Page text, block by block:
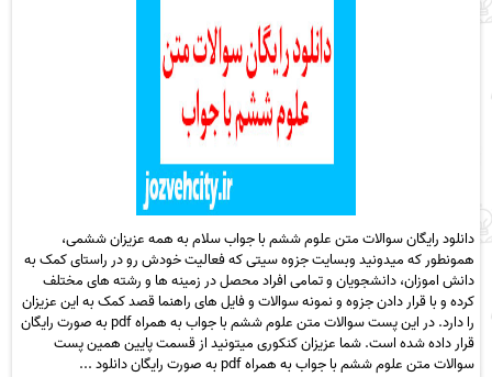
دانلود رایگان سوالات متن علوم ششم با جواب سلام به همه عزیزان ششمی،
همونطور که میدونید وبسایت جزوه سیتی که فعالیت خودش رو در راستای کمک به
دانش اموزان، دانشجویان و تمامی افراد محصل در زمینه ها و رشته های مختلف
کرده و با قرار دادن جزوه و نمونه سوالات و فایل های راهنما قصد کمک به این عزیزان
را دارد. در این پست سوالات متن علوم ششم با جواب به همراه pdf به صورت رایگان
قرار داده شده است. شما عزیزان کنکوری میتونید از قسمت پایین همین پست
سوالات متن علوم ششم با جواب به همراه pdf به صورت رایگان دانلود ...